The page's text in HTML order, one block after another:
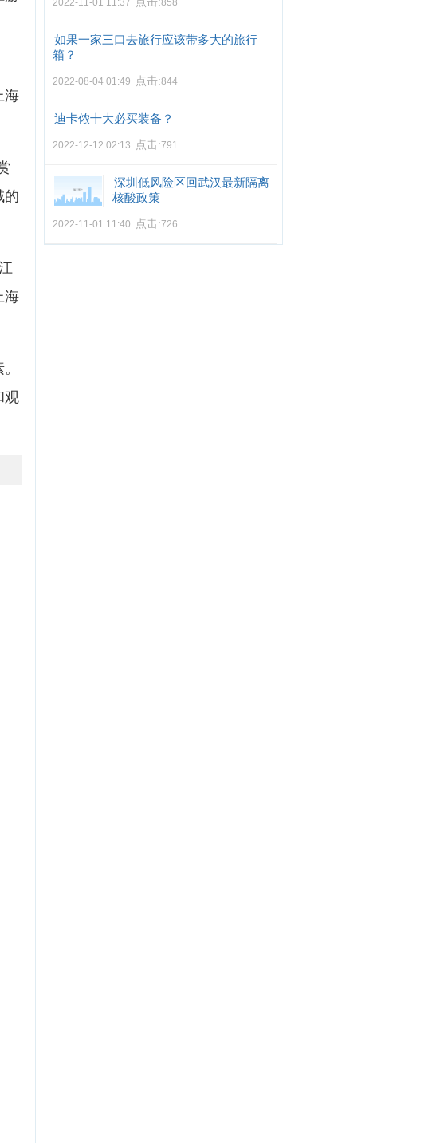
海
的
海
观
2022-11-01 11:37 858
如果一家三口去旅行应该带多大的旅行
箱？
2022-08-04 01:49 点击:844
迪卡侬十大必买装备？
2022-12-12 02:13 点击:791
深圳低风险区回武汉最新隔离
核酸政策
2022-11-01 11:40 点击:726